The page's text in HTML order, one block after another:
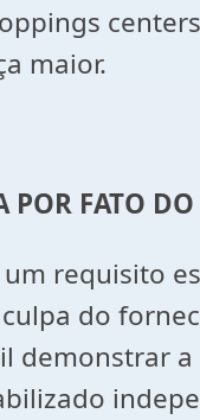
maior.
FATO
requisito
do
demonstrar